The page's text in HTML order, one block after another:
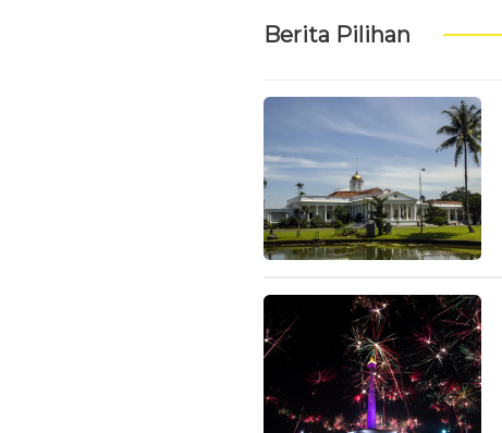
Berita Pilihan